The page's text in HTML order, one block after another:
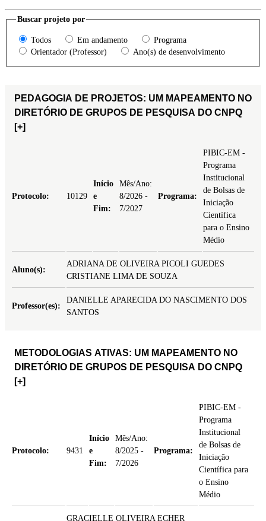
Buscar projeto por
Todos Em andamento
Programa
Orientador (Professor)
Ano(s) de desenvolvimento
PEDAGOGIA DE PROJETOS: UM MAPEAMENTO NO
DIRETÓRIO DE GRUPOS DE PESQUISA DO CNPQ
[+]
Protocolo: 10129
Início
e
Fim:
Mês/Ano:
8/2026 -
7/2027
Programa:
PIBIC-EM -
Programa
Institucional
de Bolsas de
Iniciação
Científica
para o Ensino
Médio
Aluno(s):
ADRIANA DE OLIVEIRA PICOLI GUEDES
CRISTIANE LIMA DE SOUZA
Professor(es):
DANIELLE APARECIDA DO NASCIMENTO DOS
SANTOS
METODOLOGIAS ATIVAS: UM MAPEAMENTO NO
DIRETÓRIO DE GRUPOS DE PESQUISA DO CNPQ
[+]
Protocolo: 9431
Início
e
Fim:
Mês/Ano:
8/2025 -
7/2026
Programa:
PIBIC-EM -
Programa
Institucional
de Bolsas de
Iniciação
Científica para
o Ensino
Médio
GRACIELLE OLIVEIRA ECHER